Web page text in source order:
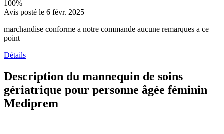
100%
Avis posté le 6 févr. 2025
marchandise conforme a notre commande aucune remarques a ce
point
Détails
Description du mannequin de soins
gériatrique pour personne âgée féminin
Mediprem